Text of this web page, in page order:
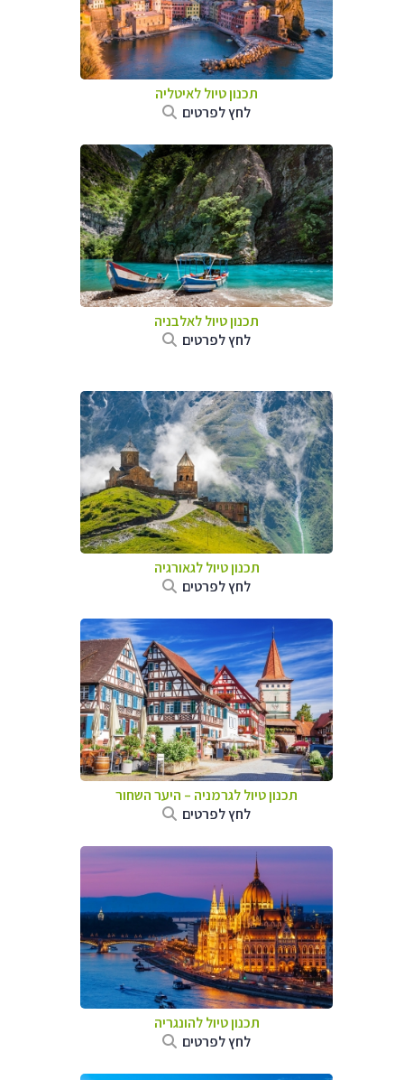
תכנון טיול לאיטליה
לחץ לפרטים
תכנון טיול לאלבניה
לחץ לפרטים
תכנון טיול לגאורגיה
לחץ לפרטים
תכנון טיול לגרמניה – היער השחור
לחץ לפרטים
תכנון טיול להונגריה
לחץ לפרטים